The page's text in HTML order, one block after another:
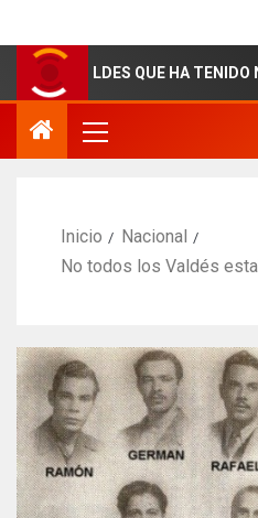
QUE HA TENIDO NOGALES
Inicio
Nacional
No todos los Valdés